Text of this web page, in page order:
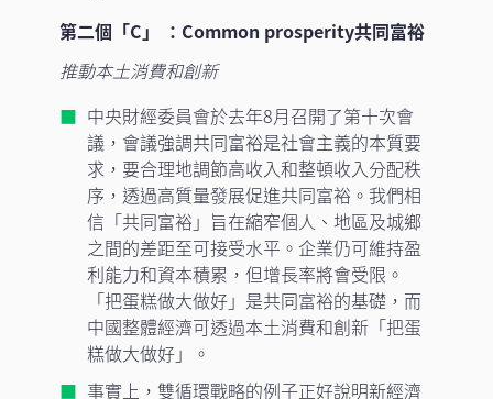
第二個「C」 ：Common prosperity共同富裕
推動本土消費和創新
中央財經委員會於去年8月召開了第十次會
議，會議強調共同富裕是社會主義的本質要
求，要合理地調節高收入和整頓收入分配秩
序，透過高質量發展促進共同富裕。我們相
信「共同富裕」旨在縮窄個人、地區及城鄉
之間的差距至可接受水平。企業仍可維持盈
利能力和資本積累，但增長率將會受限。
「把蛋糕做大做好」是共同富裕的基礎，而
中國整體經濟可透過本土消費和創新「把蛋
糕做大做好」。
事實上，雙循環戰略的例子正好說明新經濟